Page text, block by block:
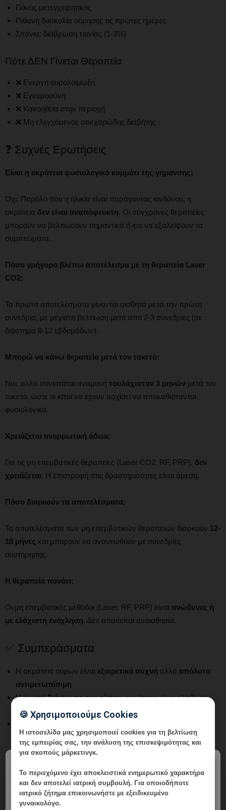
Πόνος μετεγχειρητικός
Πιθανή δυσκολία ούρησης τις πρώτες ημέρες
Σπάνια: διάβρωση ταινίας (1-3%)
Πότε ΔΕΝ Γίνεται Θεραπεία
❌ Ενεργή ουρολοίμωξη
❌ Εγκυμοσύνη
❌ Κακοήθεια στην περιοχή
❌ Μη ελεγχόμενος σακχαρώδης διαβήτης
❓ Συχνές Ερωτήσεις
Είναι η ακράτεια φυσιολογικό κομμάτι της γήρανσης;
Όχι. Παρόλο που η ηλικία είναι παράγοντας κινδύνου, η
ακράτεια δεν είναι αναπόφευκτη. Οι σύγχρονες θεραπείες
μπορούν να βελτιώσουν σημαντικά ή και να εξαλείψουν τα
συμπτώματα.
Πόσο γρήγορα βλέπω αποτέλεσμα με τη θεραπεία Laser
CO2;
Τα πρώτα αποτελέσματα γίνονται αισθητά μετά την πρώτη
συνεδρία, με μέγιστη βελτίωση μετά από 2-3 συνεδρίες (σε
διάστημα 8-12 εβδομάδων).
Μπορώ να κάνω θεραπεία μετά τον τοκετό;
Ναι, αλλά συνιστάται αναμονή τουλάχιστον 3 μηνών μετά τον
τοκετό, ώστε οι ιστοί να έχουν αρχίσει να αποκαθίστανται
φυσιολογικά.
Χρειάζεται αναρρωτική άδεια;
Για τις μη επεμβατικές θεραπείες (Laser CO2, RF, PRP), δεν
χρειάζεται. Η επιστροφή στις δραστηριότητες είναι άμεση.
Πόσο διαρκούν τα αποτελέσματα;
Τα αποτελέσματα των μη επεμβατικών θεραπειών διαρκούν 12-
18 μήνες και μπορούν να ανανεωθούν με συνεδρίες
συντήρησης.
Η θεραπεία πονάει;
Οι μη επεμβατικές μέθοδοι (Laser, RF, PRP) είναι ανώδυνες ή
με ελάχιστη ενόχληση. Δεν απαιτείται αναισθησία.
✅ Συμπεράσματα
Η ακράτεια ούρων είναι εξαιρετικά συχνή αλλά απόλυτα
αντιμετωπίσιμη
Η σωστήδιάγνωση του τύπουακράτειας είναι κλειδί για
αποτελεσματική θεραπεία
PRP) προσφέρουν εξαιρετικά αποτελέσματα χωρίς
χειρουργείο
Οσυνδυασμός θεραπειώνδίνει τα καλύτερα αποτελέσματα
📞 Κλείστε Ραντεβού
🍪 Χρησιμοποιούμε Cookies
Η ιστοσελίδα μας χρησιμοποιεί cookies για τη βελτίωση
της εμπειρίας σας, την ανάλυση της επισκεψιμότητας και
για σκοπούς μάρκετινγκ.
Το περιεχόμενο έχειαποκλειστικά ενημερωτικό χαρακτήρα
και δεν αποτελεί ιατρική συμβουλή. Για οποιοδήποτε
ιατρικό ζήτημα επικοινωνήστε με εξειδικευμένο
γυναικολόγο.